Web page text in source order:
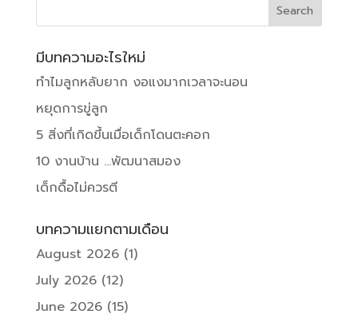
มีบทความอะไรใหม่
ทำไมลูกหลับยาก งอแงมากเวลาจะนอน
หยุดการขู่ลูก
5 สิ่งที่เกิดขึ้นเมื่อเด็กโดนตะคอก
10 งานบ้าน …พัฒนาสมอง
เด็กดื้อไม่ควรตี
บทความแยกตามเดือน
August 2026(1)
July 2026(12)
June 2026(15)